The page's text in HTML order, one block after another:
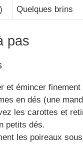
Quelques brins
pas
et émincer
en dés (une
les carottes et
petits dés.
les poireaux